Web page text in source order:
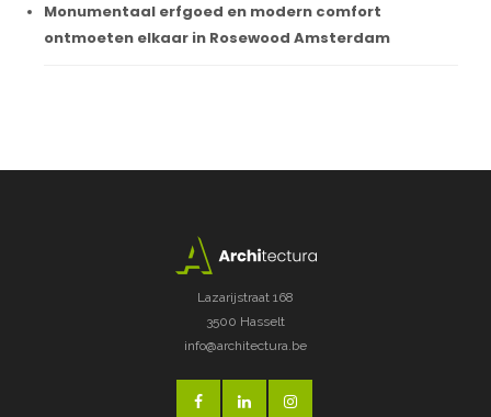
Monumentaal erfgoed en modern comfort
ontmoeten elkaar in Rosewood Amsterdam
Lazarijstraat 168
3500 Hasselt
info@architectura.be